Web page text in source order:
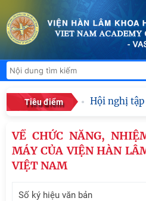
Tiêu điểm Hội nghị tập
VỀ CHỨC NĂNG,
MÁY CỦA VIỆN HÀN
VIỆT NAM
Số ký hiệu văn bản